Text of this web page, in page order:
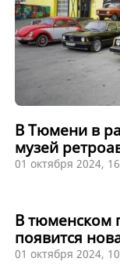
В Тюмени в
музей
01 октября 2024,
В тюменском
появится
01 октября 2024,